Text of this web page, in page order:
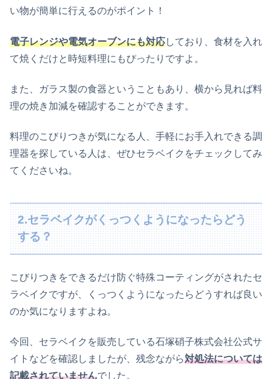
い物が簡単に行えるのがポイント！
電子レンジや電気オーブンにも対応しており、食材を入れ
て焼くだけと時短料理にもぴったりですよ。
また、ガラス製の食器ということもあり、横から見れば料
理の焼き加減を確認することができます。
料理のこびりつきが気になる人、手軽にお手入れできる調
理器を探している人は、ぜひセラベイクをチェックしてみ
てくださいね。
2.セラベイクがくっつくようになったらどう
する？
こびりつきをできるだけ防ぐ特殊コーティングがされたセ
ラベイクですが、くっつくようになったらどうすれば良い
のか気になりますよね。
今回、セラベイクを販売している石塚硝子株式会社公式サ
イトなどを確認しましたが、残念ながら対処法については
記載されていませんでした。